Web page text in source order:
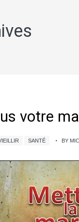
votre
SANTÉ BY